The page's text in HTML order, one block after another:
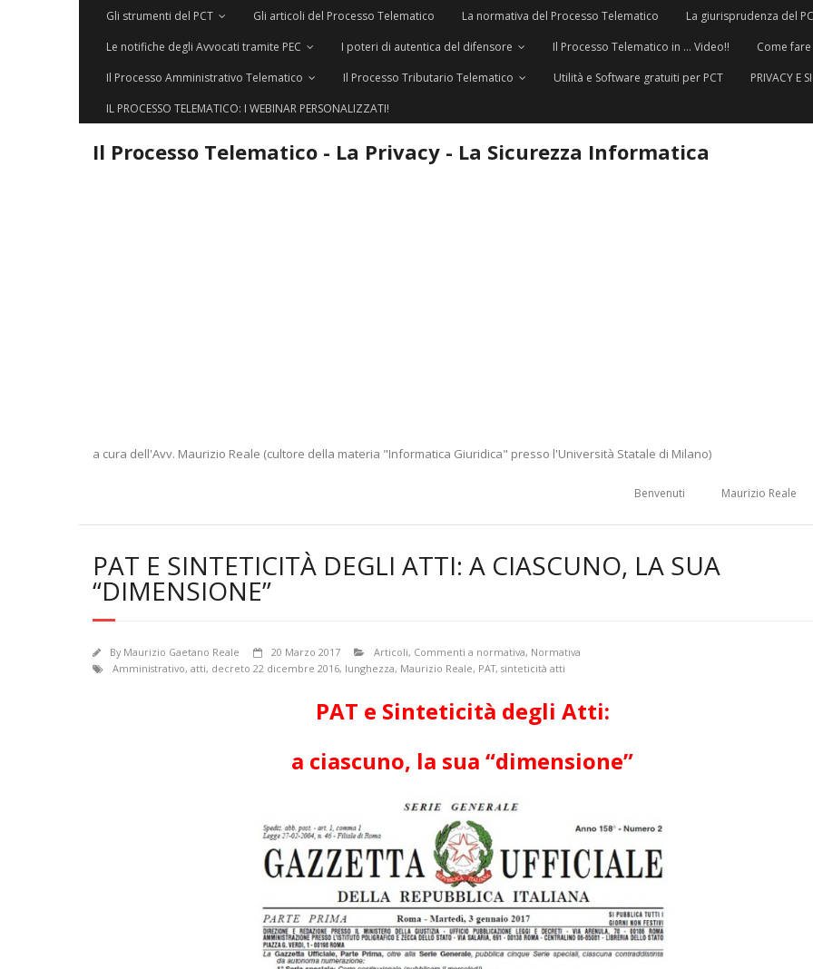
Gli strumenti del PCT Gli articoli del Processo Telematico La normativa del Processo Telematico
La giurisprudenza del
Le notifiche degli Avvocati tramite PEC
I poteri di autentica del difensore Il Processo Telematico in … Video!!
Come
Il Processo Amministrativo Telematico
Il Processo Tributario Telematico Utilità e Software gratuiti per PCT
PRIVACY E
IL PROCESSO TELEMATICO: I WEBINAR PERSONALIZZATI!
Il Processo Telematico - La Privacy - La Sicurezza Informatica
a cura dell'Avv. Maurizio Reale (cultore della materia "Informatica Giuridica" presso l'Università Statale di Milano)
Benvenuti Maurizio Reale
PAT E SINTETICITÀ DEGLI ATTI: A CIASCUNO, LA SUA
“DIMENSIONE”
By Maurizio Gaetano Reale 20 Marzo 2017 Articoli, Commenti a normativa, Normativa
Amministrativo, atti, decreto 22 dicembre 2016, lunghezza, Maurizio Reale, PAT, sinteticità atti
PAT e Sinteticità degli Atti:
a ciascuno, la sua “dimensione”